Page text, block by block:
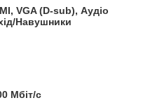
VGA (D-sub), Аудіо
Навушники
Мбіт/с